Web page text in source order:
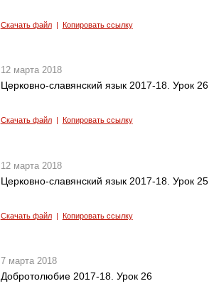
Скачать файл| Копировать ссылку
12 марта 2018
Церковно-славянский язык 2017-18. Урок 26
Скачать файл| Копировать ссылку
12 марта 2018
Церковно-славянский язык 2017-18. Урок 25
Скачать файл| Копировать ссылку
7 марта 2018
Добротолюбие 2017-18. Урок 26